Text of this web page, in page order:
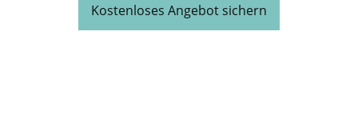
Kostenloses Angebot sichern